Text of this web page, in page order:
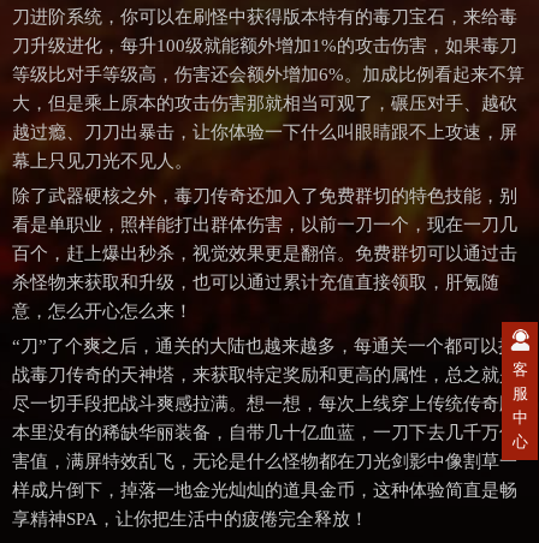
刀进阶系统，你可以在刷怪中获得版本特有的毒刀宝石，来给毒
刀升级进化，每升100级就能额外增加1%的攻击伤害，如果毒刀
等级比对手等级高，伤害还会额外增加6%。加成比例看起来不算
大，但是乘上原本的攻击伤害那就相当可观了，碾压对手、越砍
越过瘾、刀刀出暴击，让你体验一下什么叫眼睛跟不上攻速，屏
幕上只见刀光不见人。
除了武器硬核之外，毒刀传奇还加入了免费群切的特色技能，别
看是单职业，照样能打出群体伤害，以前一刀一个，现在一刀几
百个，赶上爆出秒杀，视觉效果更是翻倍。免费群切可以通过击
杀怪物来获取和升级，也可以通过累计充值直接领取，肝氪随
意，怎么开心怎么来！
“刀”了个爽之后，通关的大陆也越来越多，每通关一个都可以挑
战毒刀传奇的天神塔，来获取特定奖励和更高的属性，总之就是
尽一切手段把战斗爽感拉满。想一想，每次上线穿上传统传奇版
本里没有的稀缺华丽装备，自带几十亿血蓝，一刀下去几千万伤
害值，满屏特效乱飞，无论是什么怪物都在刀光剑影中像割草一
样成片倒下，掉落一地金光灿灿的道具金币，这种体验简直是畅
享精神SPA，让你把生活中的疲倦完全释放！
客
服
中
心